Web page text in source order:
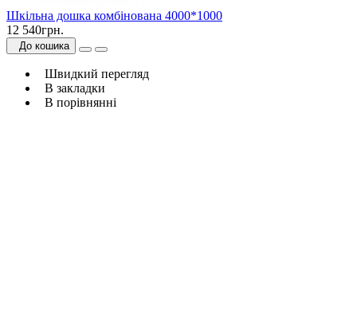
Шкільна дошка комбінована 4000*1000
12 540грн.
До кошика
Швидкий перегляд
В закладки
В порівнянні